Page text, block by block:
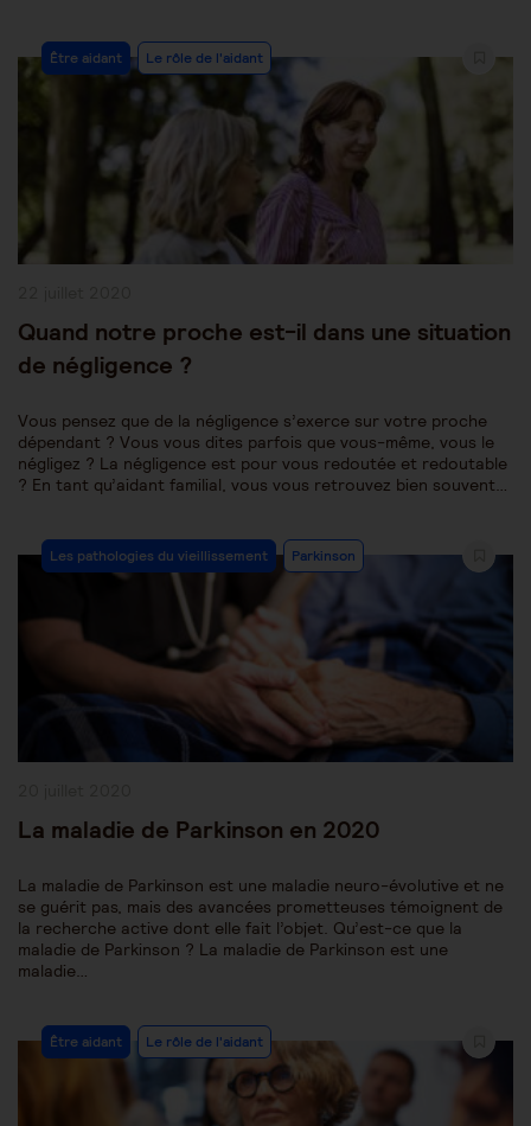
Post
Category:
Être aidant Le rôle de l'aidant
Quand notre proche est-il dans une situation
de négligence ?
Vous pensez que de la négligence s’exerce sur votre proche
dépendant ? Vous vous dites parfois que vous-même, vous le
négligez ? La négligence est pour vous redoutée et redoutable
? En tant qu’aidant familial, vous vous retrouvez bien souvent…
Post
Category:
Les pathologies du vieillissement Parkinson
La maladie de Parkinson en 2020
La maladie de Parkinson est une maladie neuro-évolutive et ne
se guérit pas, mais des avancées prometteuses témoignent de
la recherche active dont elle fait l’objet. Qu’est-ce que la
maladie de Parkinson ? La maladie de Parkinson est une
maladie…
Post
Category:
Être aidant Le rôle de l'aidant